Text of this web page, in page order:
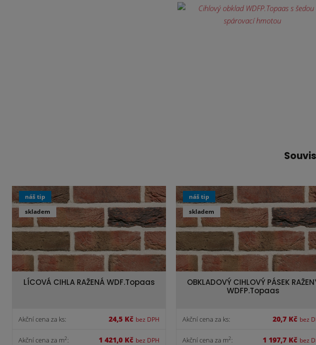
LÍCOVÁ CIHLA RAŽENÁ WDF.Topaas
Akční cena za ks: 24,5 Kč bez DPH
Akční cena za m2: 1 421,0 Kč bez DPH
náš tip
skladem
OBKLADOVÝ CIHLOVÝ PÁSEK
WDFP.Topaas
Akční cena za ks: 20,7 Kč bez
Akční cena za m2: 1 197,7 Kč bez
náš tip
skladem